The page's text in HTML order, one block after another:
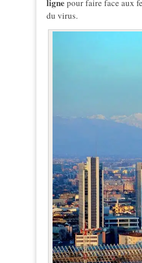
ligne pour faire face aux
du virus.